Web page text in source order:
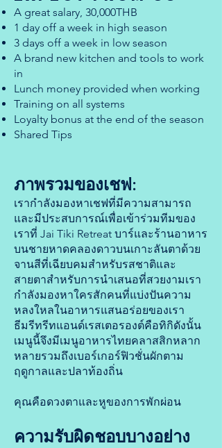
A great salary, 30,000THB
1 day off a week in high season
3 days off a week in low season
A brand new kitchen and tools to work
in
Lunch money provided when working
Training on all systems
Loyalty bonus at the end of the season
Shared Tips
ภาพรวมของเชฟ:
เรากำลังมองหาเชฟที่มีความสามารถ
และมีประสบการณ์เพื่อเข้าร่วมทีมของ
เราที่ Jai Tiki Retreat บาร์และร้านอาหาร
บนชายหาดคลองดาวบนเกาะลันตาด้วย
จานสีที่เฉียบคมสำหรับรสชาติและ
สายตาสำหรับการนำเสนอที่สวยงามเรา
กำลังมองหาใครสักคนที่แบ่งปันความ
หลงใหลในอาหารแสนอร่อยของเรา
ธีมรีทรีทแอนด์เรสเตอรองต์คือทิกิดังนั้น
เมนูนี้จึงมีเมนูอาหารไทยคลาสสิกหลาก
หลายรวมถึงเบอร์เกอร์ฟิวชั่นผักตาม
ฤดูกาลและปลาท้องถิ่น
คุณคือดวงตาและหูของการพักผ่อน
ความรับผิดชอบบางอย่าง